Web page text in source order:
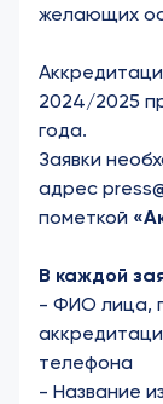
желающих
2024/2025
года.
Заявки
адрес
пометкой
В каждой
- ФИО лица,
телефона
- Название